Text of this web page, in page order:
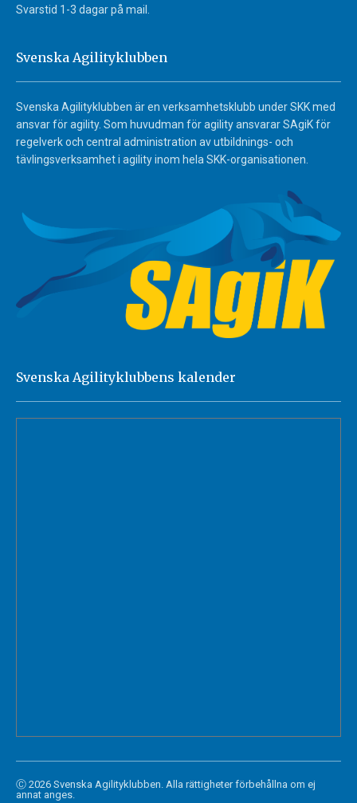
Svarstid 1-3 dagar på mail.
Svenska Agilityklubben
Svenska Agilityklubben är en verksamhetsklubb under SKK med
ansvar för agility. Som huvudman för agility ansvarar SAgiK för
regelverk och central administration av utbildnings- och
tävlingsverksamhet i agility inom hela SKK-organisationen.
Svenska Agilityklubbens kalender
Ⓒ 2026 Svenska Agilityklubben. Alla rättigheter förbehållna om ej
annat anges.